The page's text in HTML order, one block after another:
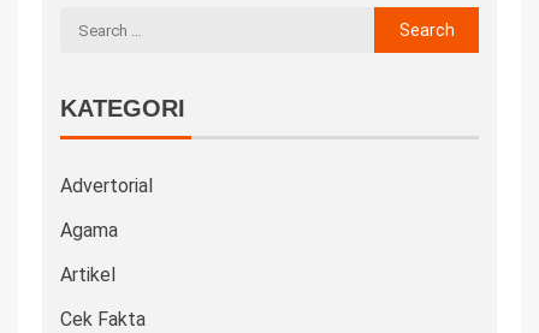
KATEGORI
Advertorial
Agama
Artikel
Cek Fakta